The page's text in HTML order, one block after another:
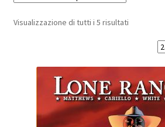
Visualizzazione di tutti i 5 risultati